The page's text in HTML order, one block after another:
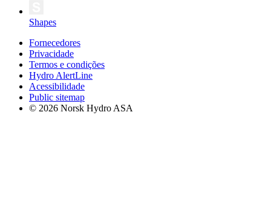
Shapes
Fornecedores
Privacidade
Termos e condições
Hydro AlertLine
Acessibilidade
Public sitemap
© 2026 Norsk Hydro ASA